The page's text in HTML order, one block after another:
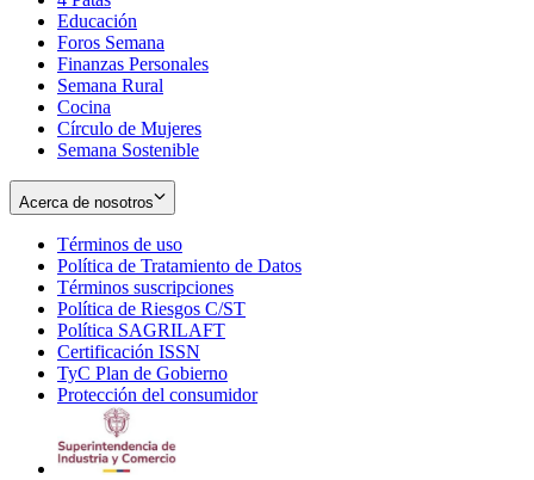
window
new
window
Educación
Foros Semana
Finanzas Personales
Semana Rural
Cocina
Círculo de Mujeres
Semana Sostenible
Acerca de nosotros
Términos de uso
in
new
window
Política de Tratamiento de Datos
Términos suscripciones
in
Política de Riesgos C/ST
Política SAGRILAFT
new
window
Certificación ISSN
in
new
TyC Plan de Gobierno
in
Protección del consumidorOpens